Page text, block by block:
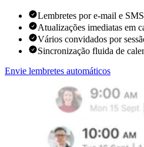
Lembretes por e-mail e SMS
Atualizações imediatas em
Vários convidados por
Sincronização fluida de
Envie lembretes automáticos